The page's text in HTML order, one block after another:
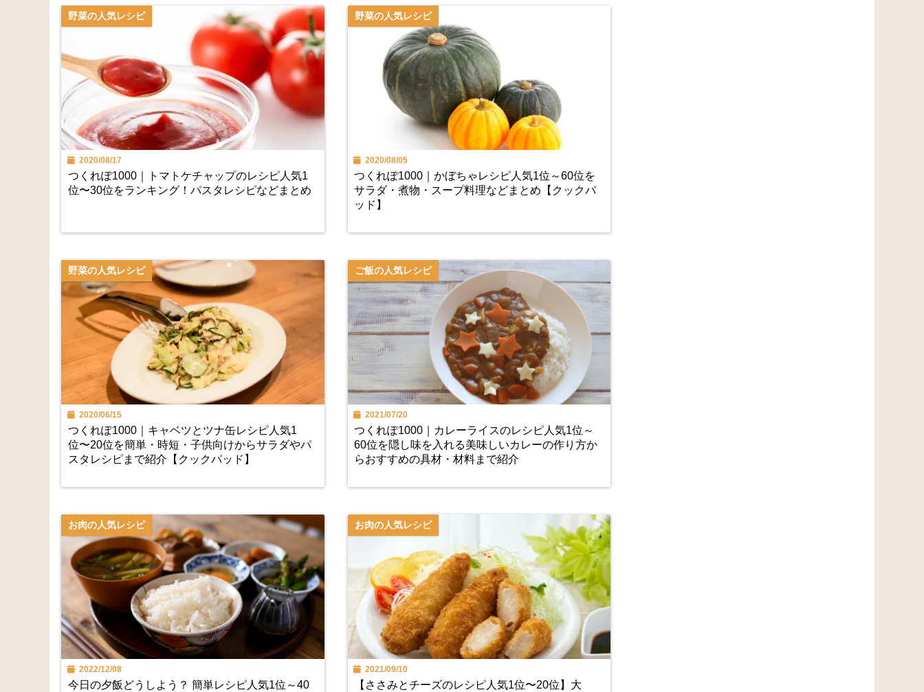
野菜の人気レシピ
2020/08/17
つくれぽ1000｜トマトケチャップのレシピ人気1
位〜30位をランキング！パスタレシピなどまとめ
野菜の人気レシピ
2020/08/05
つくれぽ1000｜かぼちゃレシピ人気1位～60位を
サラダ・煮物・スープ料理などまとめ【クックパ
ッド】
野菜の人気レシピ
2020/06/15
つくれぽ1000｜キャベツとツナ缶レシピ人気1
位〜20位を簡単・時短・子供向けからサラダやパ
スタレシピまで紹介【クックパッド】
ご飯の人気レシピ
2021/07/20
つくれぽ1000｜カレーライスのレシピ人気1位～
60位を隠し味を入れる美味しいカレーの作り方か
らおすすめの具材・材料まで紹介
お肉の人気レシピ
2022/12/08
今日の夕飯どうしよう？ 簡単レシピ人気1位～40
お肉の人気レシピ
2021/09/10
【ささみとチーズのレシピ人気1位〜20位】大